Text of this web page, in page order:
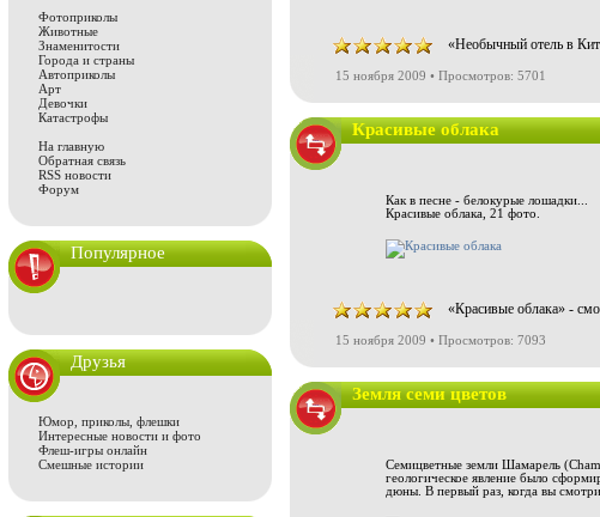
Фотоприколы
Животные
Знаменитости
Города и страны
Автоприколы
Арт
Девочки
Катастрофы
На главную
Обратная связь
RSS новости
Форум
Популярное
Друзья
Юмор, приколы, флешки
Интересные новости и фото
Флеш-игры онлайн
Смешные истории
«Необычный отель в
15 ноября 2009 • Просмотров: 5701
Красивые облака
Как в песне - белокурые лошадки...
Красивые облака, 21 фото.
«Красивые облака» -
15 ноября 2009 • Просмотров: 7093
Земля семи цветов
Семицветные земли Шамарель
геологическое явление было
дюны. В первый раз, когда вы